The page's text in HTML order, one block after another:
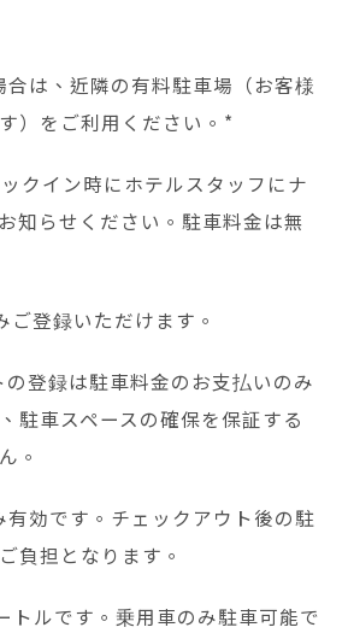
は、近隣の有料駐車場（お客様
）をご利用ください。*
クイン時にホテルスタッフにナ
知らせください。駐車料金は無
登録いただけます。
登録は駐車料金のお支払いのみ
駐車スペースの確保を保証する
。
効です。チェックアウト後の駐
負担となります。
トルです。乗用車のみ駐車可能で